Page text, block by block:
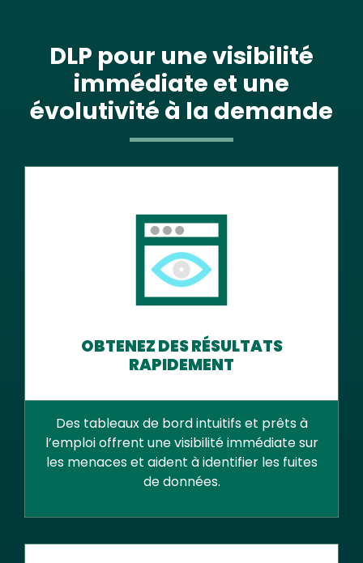
DLP pour une visibilité
immédiate et une
évolutivité à la demande
OBTENEZ DES RÉSULTATS
RAPIDEMENT
Des tableaux de bord intuitifs et prêts à
l’emploi offrent une visibilité immédiate sur
les menaces et aident à identifier les fuites
de données.